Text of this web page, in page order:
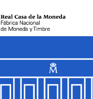
Nabigazioa